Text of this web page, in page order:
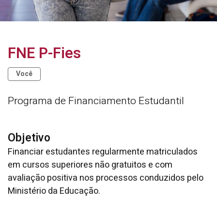
FNE P-Fies
Você
Programa de Financiamento Estudantil
Objetivo
Financiar estudantes regularmente matriculados
em cursos superiores não gratuitos e com
avaliação positiva nos processos conduzidos pelo
Ministério da Educação.